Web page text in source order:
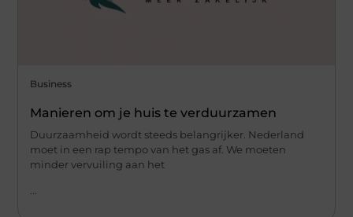
Business
Manieren om je huis te verduurzamen
Duurzaamheid wordt steeds belangrijker. Nederland
moet in een rap tempo van het gas af. We moeten
minder vervuiling aan het